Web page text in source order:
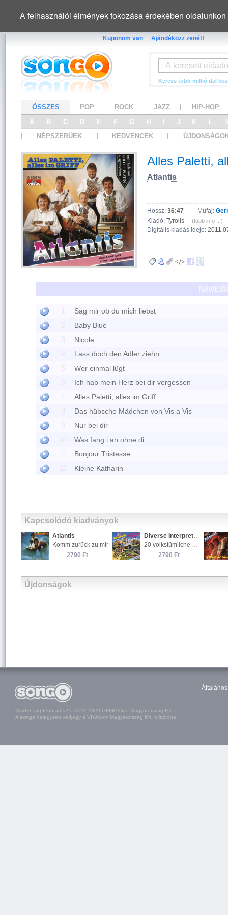
A felhasználói élmények fokozása érdekében
Kuponom van Ajándékozz zenét!
Keress több millió dal
ÖSSZES POP ROCK JAZZ
HIP-HOP
A
B C D E F G H J K L
NÉPSZERŰEK
KEDVENCEK
Alles Paletti,
Atlantis
Hossz: 36:47 Műfaj:
Kiadó: Tyrolis (több info ...)
Digitális kiadás ideje:
1 Sag mir ob du mich liebst
2 Baby Blue
3 Nicole
4 Lass doch den Adler ziehn
5 Wer einmal lügt
6 Ich hab mein Herz bei dir vergessen
7 Alles Paletti, alles im Griff
8 Das hübsche Mädchen von Vis a Vis
9 Nur bei dir
10 Was fang i an ohne di
11 Bonjour Tristesse
12 Kleine Katharin
Kapcsolódó kiadványok
Komm zurück zu mir
2790 Ft
Atlantis
2790 Ft
Újdonságok
Minden jog fenntartva! © 2011-2020 OFFICEline Magyarország Kft.
A songo bejegyzett védjegy a VIVAcom Magyarország Kft. tulajdona.